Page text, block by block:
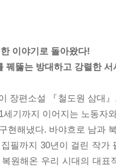
이야기로 돌아왔다!
꿰뚫는 방대하고 강렬한 서
장편소설 『철도원 삼대
세기까지 이어지는 노동자
현해냈다. 바야흐로 남과
필까지 30년이 걸린 작
원해온 우리 시대의 대